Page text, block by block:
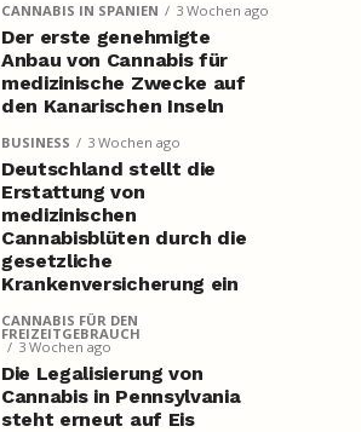
CANNABIS IN SPANIEN 3 Wochen ago
Der erste genehmigte
Anbau von Cannabis für
medizinische Zwecke auf
den Kanarischen Inseln
BUSINESS 3 Wochen ago
Deutschland stellt die
Erstattung von
medizinischen
Cannabisblüten durch die
gesetzliche
Krankenversicherung ein
CANNABIS FÜR DEN
FREIZEITGEBRAUCH
3 Wochen ago
Die Legalisierung von
Cannabis in Pennsylvania
steht erneut auf Eis